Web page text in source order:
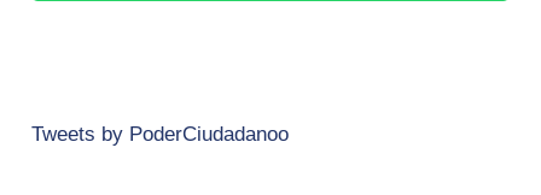
Tweets by PoderCiudadanoo